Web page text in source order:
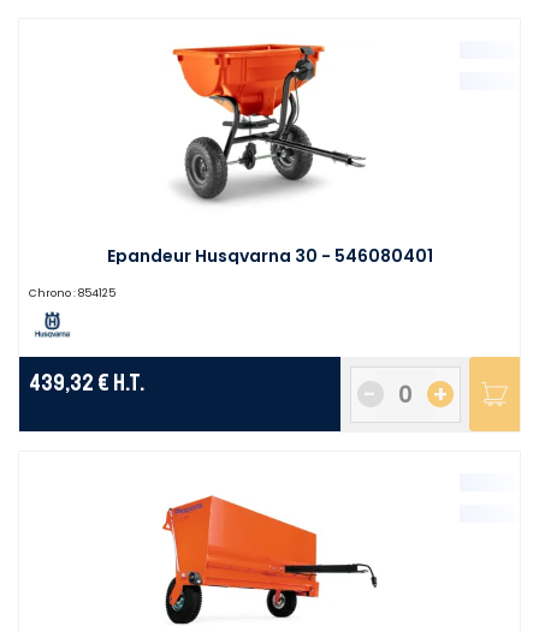
Epandeur Husqvarna 30 - 546080401
Chrono : 854125
439,32 € H.T. +
-